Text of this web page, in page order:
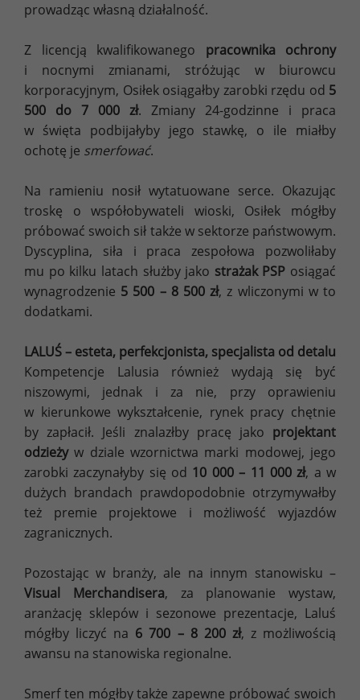
prowadząc własną działalność.
Z licencją kwalifikowanego pracownika ochrony
i nocnymi zmianami, stróżując w biurowcu
korporacyjnym, Osiłek osiągałby zarobki rzędu od 5
500 do 7 000 zł. Zmiany 24-godzinne i praca
w święta podbijałyby jego stawkę, o ile miałby
ochotę je smerfować.
Na ramieniu nosił wytatuowane serce. Okazując
troskę o współobywateli wioski, Osiłek mógłby
próbować swoich sił także w sektorze państwowym.
Dyscyplina, siła i praca zespołowa pozwoliłaby
mu po kilku latach służby jako strażak PSP osiągać
wynagrodzenie 5 500 – 8 500 zł, z wliczonymi w to
dodatkami.
LALUŚ – esteta, perfekcjonista, specjalista od detalu
Kompetencje Lalusia również wydają się być
niszowymi, jednak i za nie, przy oprawieniu
w kierunkowe wykształcenie, rynek pracy chętnie
by zapłacił. Jeśli znalazłby pracę jako projektant
odzieżyw dziale wzornictwa marki modowej, jego
zarobki zaczynałyby się od 10 000 – 11 000 zł, a w
dużych brandach prawdopodobnie otrzymywałby
też premie projektowe i możliwość wyjazdów
zagranicznych.
Pozostając w branży, ale na innym stanowisku –
Visual Merchandisera, za planowanie wystaw,
aranżację sklepów i sezonowe prezentacje, Laluś
mógłby liczyć na 6 700 – 8 200 zł, z możliwością
awansu na stanowiska regionalne.
Smerf ten mógłby także zapewne próbować swoich